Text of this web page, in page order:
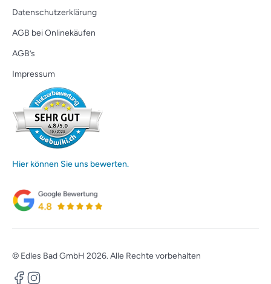
Datenschutzerklärung
AGB bei Onlinekäufen
AGB’s
Impressum
Hier können Sie uns bewerten.
© Edles Bad GmbH 2026. Alle Rechte vorbehalten